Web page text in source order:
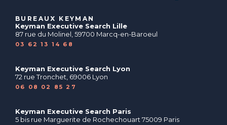
BUREAUX KEYMAN
Keyman Executive Search Lille
87 rue du Molinel, 59700 Marcq-en-Baroeul
03 62 13 14 68
Keyman Executive Search Lyon
72 rue Tronchet, 69006 Lyon
06 08 02 85 27
Keyman Executive Search Paris
5 bis rue Marguerite de Rochechouart 75009 Paris